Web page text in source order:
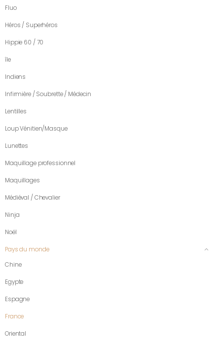
Fluo
Héros / Superhéros
Hippie 60 / 70
île
Indiens
Infirmière / Soubrette / Médecin
Lentilles
Loup Vénitien/Masque
Lunettes
Maquillage professionnel
Maquillages
Médiéval / Chevalier
Ninja
Noël
Pays du monde
Chine
Egypte
Espagne
France
Oriental